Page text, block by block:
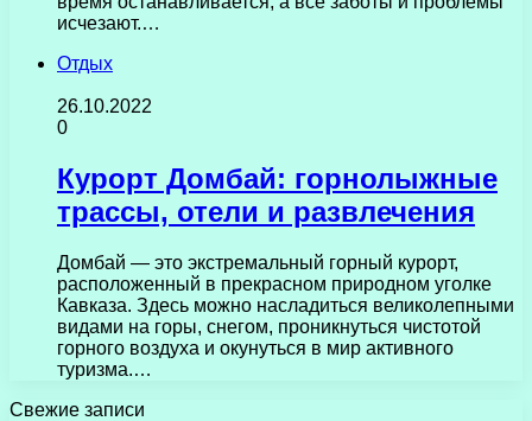
исчезают.…
Отдых
26.10.2022
0
Курорт Домбай: горнолыжные
трассы, отели и развлечения
Домбай — это экстремальный горный курорт,
расположенный в прекрасном природном уголке
Кавказа. Здесь можно насладиться великолепными
видами на горы, снегом, проникнуться чистотой
горного воздуха и окунуться в мир активного
туризма.…
Свежие записи